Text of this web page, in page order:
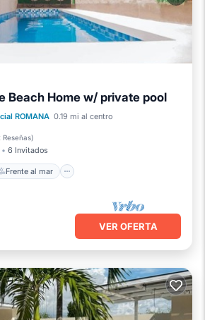
Beach Home w/ private pool
ROMANA 0.19 mi al centro
Reseñas)
6 Invitados
Frente al mar
Frente al mar
Vista al mar
VER OFERTA